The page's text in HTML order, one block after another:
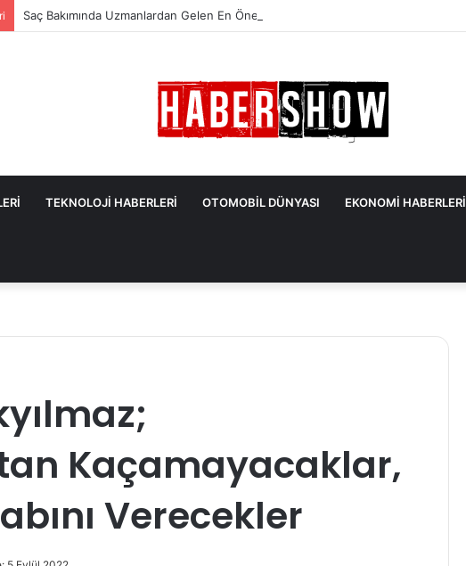
Saç Bakımında Uzmanlardan Gelen En Önemli İpuçları
TEKNOLOJİ HABERLERİ OTOMOBİL DÜNYASI EKONOMİ HABERLERİ
Kaçamayacaklar,
Verecekler